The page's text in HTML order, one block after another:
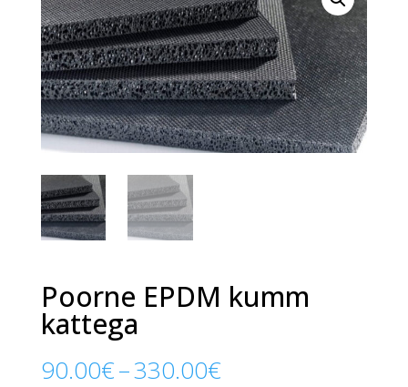
Poorne EPDM kumm
kattega
90.00€–330.00€Hinnavahemik: